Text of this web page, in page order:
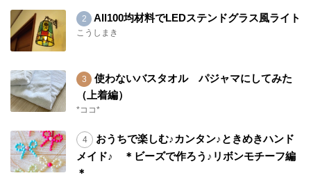
All100均材料でLEDステンドグラス風ライト
こうしまき
使わないバスタオル パジャマにしてみた
（上着編）
*ココ*
おうちで楽しむ♪カンタン♪ときめきハンド
メイド♪ ＊ビーズで作ろう♪リボンモチーフ編
＊